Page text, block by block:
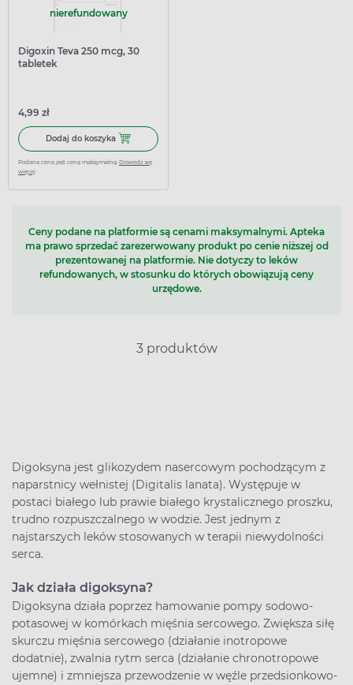
nierefundowany
Digoxin Teva 250 mcg, 30
tabletek
4,99 zł
Dodaj do koszyka Dodaj do koszyka Digoxin Teva 250 mcg, 30 tabletek
Podana cena jest ceną maksymalną. Dowiedz się
więcej
Ceny podane na platformie są cenami maksymalnymi. Apteka
ma prawo sprzedać zarezerwowany produkt po cenie niższej od
prezentowanej na platformie. Nie dotyczy to leków
refundowanych, w stosunku do których obowiązują ceny
urzędowe.
3 produktów
Digoksyna jest glikozydem nasercowym pochodzącym z
naparstnicy wełnistej (Digitalis lanata). Występuje w
postaci białego lub prawie białego krystalicznego proszku,
trudno rozpuszczalnego w wodzie. Jest jednym z
najstarszych leków stosowanych w terapii niewydolności
serca.
Jak działa digoksyna?
Digoksyna działa poprzez hamowanie pompy sodowo-
potasowej w komórkach mięśnia sercowego. Zwiększa siłę
skurczu mięśnia sercowego (działanie inotropowe
dodatnie), zwalnia rytm serca (działanie chronotropowe
ujemne) i zmniejsza przewodzenie w węźle przedsionkowo-